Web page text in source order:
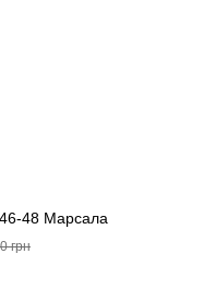
48 Марсала
грн